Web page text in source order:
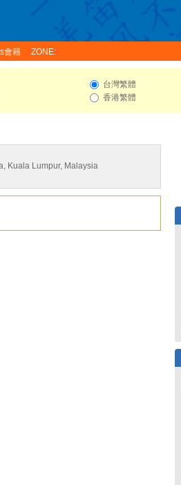
會籍 ZONE:
台灣繁體
香港繁體
Kuala Lumpur, Malaysia